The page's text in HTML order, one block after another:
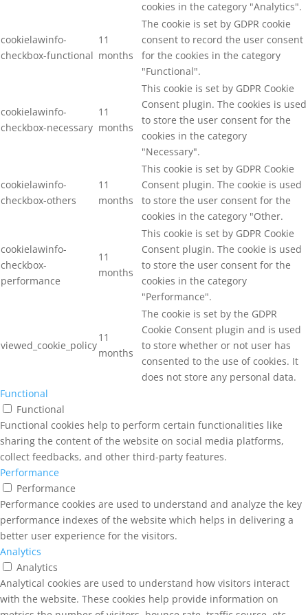
cookies in the category "Analytics".
cookielawinfo-
checkbox-functional
11
months
The cookie is set by GDPR cookie
consent to record the user consent
for the cookies in the category
"Functional".
cookielawinfo-
checkbox-necessary
11
months
This cookie is set by GDPR Cookie
Consent plugin. The cookies is used
to store the user consent for the
cookies in the category
"Necessary".
cookielawinfo-
checkbox-others
11
months
This cookie is set by GDPR Cookie
Consent plugin. The cookie is used
to store the user consent for the
cookies in the category "Other.
cookielawinfo-
checkbox-
performance
11
months
This cookie is set by GDPR Cookie
Consent plugin. The cookie is used
to store the user consent for the
cookies in the category
"Performance".
viewed_cookie_policy
11
months
The cookie is set by the GDPR
Cookie Consent plugin and is used
to store whether or not user has
consented to the use of cookies. It
does not store any personal data.
Functional
Functional
Functional cookies help to perform certain functionalities like
sharing the content of the website on social media platforms,
collect feedbacks, and other third-party features.
Performance
Performance
Performance cookies are used to understand and analyze the key
performance indexes of the website which helps in delivering a
better user experience for the visitors.
Analytics
Analytics
Analytical cookies are used to understand how visitors interact
with the website. These cookies help provide information on